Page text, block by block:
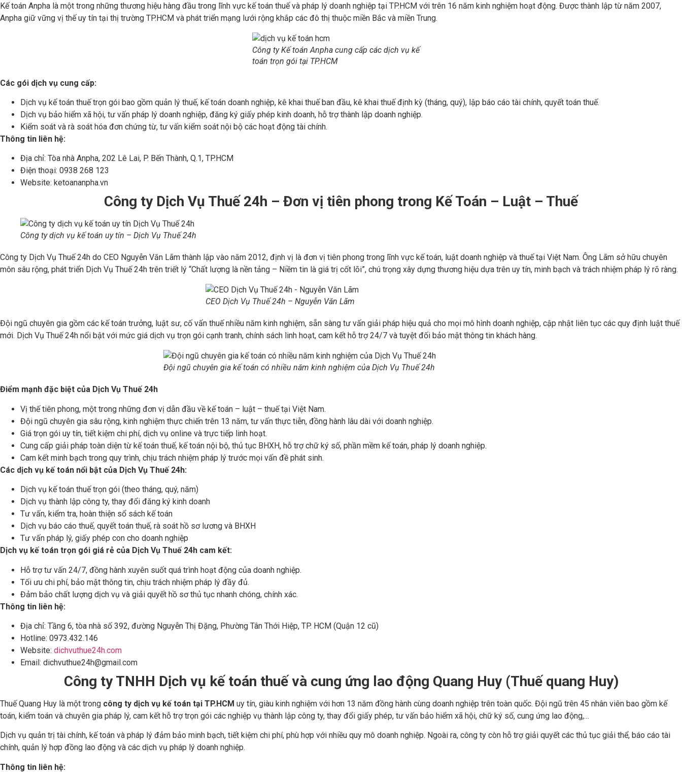
Kế toán Anpha là một trong những thương hiệu hàng đầu trong lĩnh vực kế toán thuế và pháp lý doanh nghiệp tại TP.HCM với trên 16 năm kinh nghiệm hoạt động. Được thành lập từ năm 2007,
Anpha giữ vững vị thế uy tín tại thị trường TP.HCM và phát triển mạng lưới rộng khắp các đô thị thuộc miền Bắc và miền Trung.
Công ty Kế toán Anpha cung cấp các dịch vụ kế
toán trọn gói tại TP.HCM
Các gói dịch vụ cung cấp:
Dịch vụ kế toán thuế trọn gói bao gồm quản lý thuế, kế toán doanh nghiệp, kê khai thuế ban đầu, kê khai thuế định kỳ (tháng, quý), lập báo cáo tài chính, quyết toán thuế.
Dịch vụ bảo hiểm xã hội, tư vấn pháp lý doanh nghiệp, đăng ký giấy phép kinh doanh, hỗ trợ thành lập doanh nghiệp.
Kiểm soát và rà soát hóa đơn chứng từ, tư vấn kiểm soát nội bộ các hoạt động tài chính.
Thông tin liên hệ:
Địa chỉ: Tòa nhà Anpha, 202 Lê Lai, P. Bến Thành, Q.1, TP.HCM
Điện thoại: 0938 268 123
Website: ketoananpha.vn
Công ty Dịch Vụ Thuế 24h – Đơn vị tiên phong trong Kế Toán – Luật – Thuế
Công ty dịch vụ kế toán uy tín – Dịch Vụ Thuế 24h
Công ty Dịch Vụ Thuế 24h do CEO Nguyễn Văn Lãm thành lập vào năm 2012, định vị là đơn vị tiên phong trong lĩnh vực kế toán, luật doanh nghiệp và thuế tại Việt Nam. Ông Lãm sở hữu chuyên
môn sâu rộng, phát triển Dịch Vụ Thuế 24h trên triết lý “Chất lượng là nền tảng – Niềm tin là giá trị cốt lõi”, chú trọng xây dựng thương hiệu dựa trên uy tín, minh bạch và trách nhiệm pháp lý rõ ràng.
CEO Dịch Vụ Thuế 24h – Nguyễn Văn Lãm
Đội ngũ chuyên gia gồm các kế toán trưởng, luật sư, cố vấn thuế nhiều năm kinh nghiệm, sẵn sàng tư vấn giải pháp hiệu quả cho mọi mô hình doanh nghiệp, cập nhật liên tục các quy định luật thuế
mới. Dịch Vụ Thuế 24h nổi bật với mức giá dịch vụ trọn gói cạnh tranh, chính sách linh hoạt, cam kết hỗ trợ 24/7 và tuyệt đối bảo mật thông tin khách hàng.
Đội ngũ chuyên gia kế toán có nhiều năm kinh nghiệm của Dịch Vụ Thuế 24h
Điểm mạnh đặc biệt của Dịch Vụ Thuế 24h
Vị thế tiên phong, một trong những đơn vị dẫn đầu về kế toán – luật – thuế tại Việt Nam.
Đội ngũ chuyên gia sâu rộng, kinh nghiệm thực chiến trên 13 năm, tư vấn thực tiễn, đồng hành lâu dài với doanh nghiệp.
Giá trọn gói uy tín, tiết kiệm chi phí, dịch vụ online và trực tiếp linh hoạt.
Cung cấp giải pháp toàn diện từ kế toán thuế, kế toán nội bộ, thủ tục BHXH, hỗ trợ chữ ký số, phần mềm kế toán, pháp lý doanh nghiệp.
Cam kết minh bạch trong quy trình, chịu trách nhiệm pháp lý trước mọi vấn đề phát sinh.
Các dịch vụ kế toán nổi bật của Dịch Vụ Thuế 24h:
Dịch vụ kế toán thuế trọn gói (theo tháng, quý, năm)
Dịch vụ thành lập công ty, thay đổi đăng ký kinh doanh
Tư vấn, kiểm tra, hoàn thiện sổ sách kế toán
Dịch vụ báo cáo thuế, quyết toán thuế, rà soát hồ sơ lương và BHXH
Tư vấn pháp lý, giấy phép con cho doanh nghiệp
Dịch vụ kế toán trọn gói giá rẻ của Dịch Vụ Thuế 24h cam kết:
Hỗ trợ tư vấn 24/7, đồng hành xuyên suốt quá trình hoạt động của doanh nghiệp.
Tối ưu chi phí, bảo mật thông tin, chịu trách nhiệm pháp lý đầy đủ.
Đảm bảo chất lượng dịch vụ và giải quyết hồ sơ thủ tục nhanh chóng, chính xác.
Thông tin liên hệ:
Địa chỉ: Tầng 6, tòa nhà số 392, đường Nguyễn Thị Đặng, Phường Tân Thới Hiệp, TP. HCM (Quận 12 cũ)
Hotline: 0973.432.146
Website: dichvuthue24h.com
Email: dichvuthue24h@gmail.com
Công ty TNHH Dịch vụ kế toán thuế và cung ứng lao động Quang Huy (Thuế quang Huy)
Thuế Quang Huy là một trong công ty dịch vụ kế toán tại TP.HCM uy tín, giàu kinh nghiệm với hơn 13 năm đồng hành cùng doanh nghiệp trên toàn quốc. Đội ngũ trên 45 nhân viên bao gồm kế
toán, kiểm toán và chuyên gia pháp lý, cam kết hỗ trợ trọn gói các nghiệp vụ thành lập công ty, thay đổi giấy phép, tư vấn bảo hiểm xã hội, chữ ký số, cung ứng lao động,…
Dịch vụ quản trị tài chính, kế toán và pháp lý đảm bảo minh bạch, tiết kiệm chi phí, phù hợp với nhiều quy mô doanh nghiệp. Ngoài ra, công ty còn hỗ trợ giải quyết các thủ tục giải thể, báo cáo tài
chính, quản lý hợp đồng lao động và các dịch vụ pháp lý doanh nghiệp.
Thông tin liên hệ: